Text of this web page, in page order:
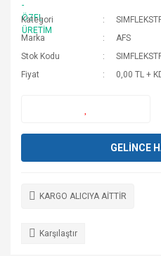
Kategori
Marka
AFS
Stok Kodu
Fiyat
0,00 TL +
GELİNCE
KARGO ALICIYA AİTTİR
Karşılaştır